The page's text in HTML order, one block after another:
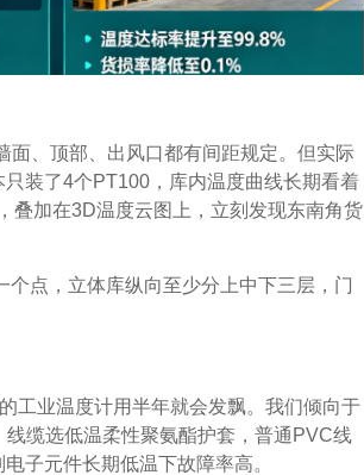
面、顶部、出风口都有间距规定。但实际
装了4个PT100，库内温度曲线长期看着
叠加在3D温度云图上，立刻发现东南角货
个点，立体库纵向至少分上中下三层，门
工业温度计用半年就会发飘。我们倾向于
缆选低温柔性聚氨酯护套，普通PVC线
子元件长期低温下故障率高。